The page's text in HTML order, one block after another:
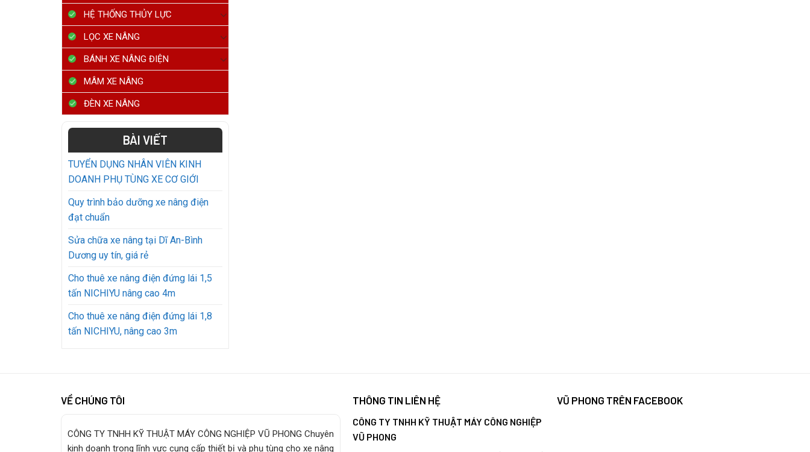
HỆ THỐNG THỦY LỰC
LỌC XE NÂNG
BÁNH XE NÂNG ĐIỆN
MÂM XE NÂNG
ĐÈN XE NÂNG
BÀI VIẾT
TUYỂN DỤNG NHÂN VIÊN KINH
DOANH PHỤ TÙNG XE CƠ GIỚI
Quy trình bảo dưỡng xe nâng điện
đạt chuẩn
Sửa chữa xe nâng tại Dĩ An-Bình
Dương uy tín, giá rẻ
Cho thuê xe nâng điện đứng lái 1,5
tấn NICHIYU nâng cao 4m
Cho thuê xe nâng điện đứng lái 1,8
tấn NICHIYU, nâng cao 3m
VỀ CHÚNG TÔI
CÔNG TY TNHH KỸ THUẬT MÁY CÔNG NGHIỆP VŨ PHONG Chuyên
kinh doanh trong lĩnh vực cung cấp thiết bị và phụ tùng cho xe nâng
THÔNG TIN LIÊN HỆ
CÔNG TY TNHH KỸ THUẬT MÁY CÔNG NGHIỆP
VŨ PHONG
VŨ PHONG TRÊN FACEBOOK